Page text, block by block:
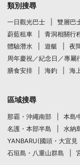
類別搜尋
一日觀光巴士 雙層巴
蔚藍租車
青洞相關行
體驗潛水
遊艇 夜
周年慶祝／紀念日／專屬
膳食安排
海釣 海
區域搜尋
那霸・沖繩南部 本島
名護・本部半島
水納
YANBARU(國頭・大宜見
石垣島・八重山群島